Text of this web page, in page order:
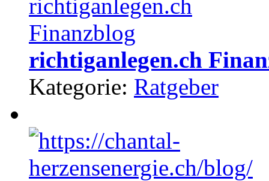
richtiganlegen.ch
Kategorie: Ratgeber